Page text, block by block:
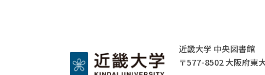
近畿大学 中央図書館
〒577-8502 大阪府東